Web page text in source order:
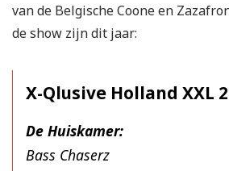
van de Belgische Coone en
de show zijn dit jaar:
X-Qlusive Holland XXL
De Huiskamer:
Bass Chaserz